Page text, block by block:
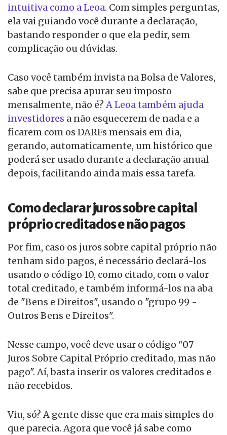
intuitiva como a Leoa. Com simples perguntas,
ela vai guiando você durante a declaração,
bastando responder o que ela pedir, sem
complicação ou dúvidas.
Caso você também invista na Bolsa de Valores,
sabe que precisa apurar seu imposto
mensalmente, não é? A Leoa também ajuda
investidores a não esquecerem de nada e a
ficarem com os DARFs mensais em dia,
gerando, automaticamente, um histórico que
poderá ser usado durante a declaração anual
depois, facilitando ainda mais essa tarefa.
Como declarar juros sobre capital
próprio creditados e não pagos
Por fim, caso os juros sobre capital próprio não
tenham sido pagos, é necessário declará-los
usando o código 10, como citado, com o valor
total creditado, e também informá-los na aba
de "Bens e Direitos", usando o "grupo 99 -
Outros Bens e Direitos".
Nesse campo, você deve usar o código "07 -
Juros Sobre Capital Próprio creditado, mas não
pago". Aí, basta inserir os valores creditados e
não recebidos.
Viu, só? A gente disse que era mais simples do
que parecia. Agora que você já sabe como